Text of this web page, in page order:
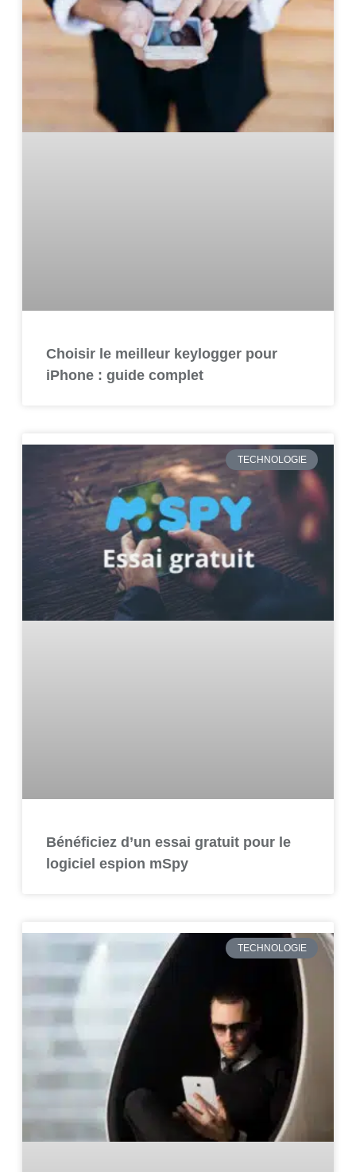
Choisir le meilleur keylogger pour
iPhone : guide complet
TECHNOLOGIE
Bénéficiez d’un essai gratuit pour le
logiciel espion mSpy
TECHNOLOGIE